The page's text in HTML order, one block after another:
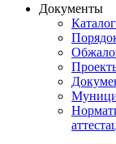
Документы